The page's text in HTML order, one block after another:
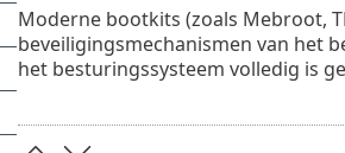
Moderne bootkits (zoals Mebroot,
beveiligingsmechanismen van het
het besturingssysteem volledig is